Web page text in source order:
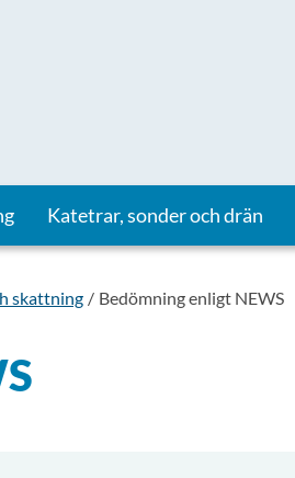
Katetrar, sonder och drän
skattning Bedömning enligt NEWS